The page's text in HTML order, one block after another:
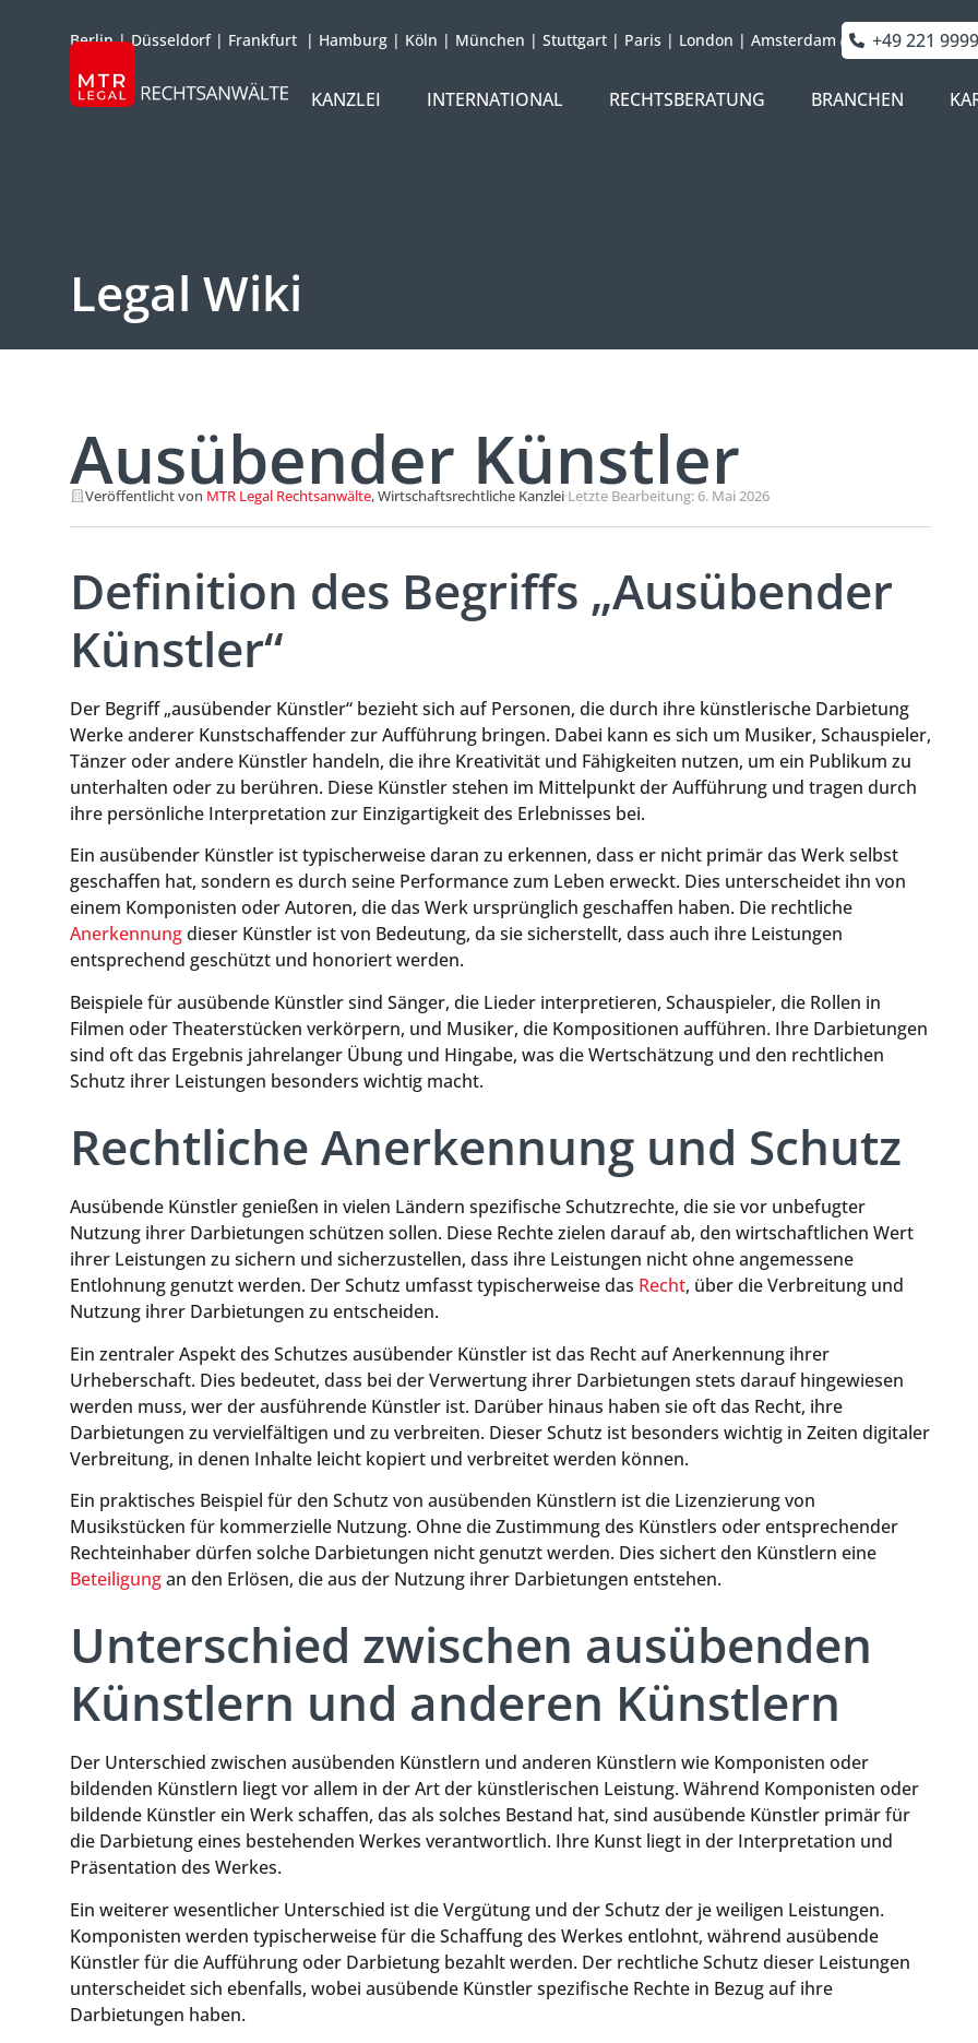
Berlin|Düsseldorf| Frankfurt | Hamburg | Köln | München | Stuttgart | Paris | London | Amsterdam +49 221
KANZLEI
INTERNATIONAL RECHTSBERATUNG BRANCHEN
Legal Wiki
Ausübender Künstler
Veröffentlicht von MTR Legal Rechtsanwälte, Wirtschaftsrechtliche Kanzlei·Letzte Bearbeitung: 6. Mai 2026
Definition des Begriffs „Ausübender
Künstler“
Der Begriff „ausübender Künstler“ bezieht sich auf Personen, die durch ihre künstlerische Darbietung
Werke anderer Kunstschaffender zur Aufführung bringen. Dabei kann es sich um Musiker, Schauspieler,
Tänzer oder andere Künstler handeln, die ihre Kreativität und Fähigkeiten nutzen, um ein Publikum zu
unterhalten oder zu berühren. Diese Künstler stehen im Mittelpunkt der Aufführung und tragen durch
ihre persönliche Interpretation zur Einzigartigkeit des Erlebnisses bei.
Ein ausübender Künstler ist typischerweise daran zu erkennen, dass er nicht primär das Werk selbst
geschaffen hat, sondern es durch seine Performance zum Leben erweckt. Dies unterscheidet ihn von
einem Komponisten oder Autoren, die das Werk ursprünglich geschaffen haben. Die rechtliche
Anerkennungdieser Künstler ist von Bedeutung, da sie sicherstellt, dass auch ihre Leistungen
entsprechend geschützt und honoriert werden.
Beispiele für ausübende Künstler sind Sänger, die Lieder interpretieren, Schauspieler, die Rollen in
Filmen oder Theaterstücken verkörpern, und Musiker, die Kompositionen aufführen. Ihre Darbietungen
sind oft das Ergebnis jahrelanger Übung und Hingabe, was die Wertschätzung und den rechtlichen
Schutz ihrer Leistungen besonders wichtig macht.
Rechtliche Anerkennung und Schutz
Ausübende Künstler genießen in vielen Ländern spezifische Schutzrechte, die sie vor unbefugter
Nutzung ihrer Darbietungen schützen sollen. Diese Rechte zielen darauf ab, den wirtschaftlichen Wert
ihrer Leistungen zu sichern und sicherzustellen, dass ihre Leistungen nicht ohne angemessene
Entlohnung genutzt werden. Der Schutz umfasst typischerweise das Recht, über die Verbreitung und
Nutzung ihrer Darbietungen zu entscheiden.
Ein zentraler Aspekt des Schutzes ausübender Künstler ist das Recht auf Anerkennung ihrer
Urheberschaft. Dies bedeutet, dass bei der Verwertung ihrer Darbietungen stets darauf hingewiesen
werden muss, wer der ausführende Künstler ist. Darüber hinaus haben sie oft das Recht, ihre
Darbietungen zu vervielfältigen und zu verbreiten. Dieser Schutz ist besonders wichtig in Zeiten digitaler
Verbreitung, in denen Inhalte leicht kopiert und verbreitet werden können.
Ein praktisches Beispiel für den Schutz von ausübenden Künstlern ist die Lizenzierung von
Musikstücken für kommerzielle Nutzung. Ohne die Zustimmung des Künstlers oder entsprechender
Rechteinhaber dürfen solche Darbietungen nicht genutzt werden. Dies sichert den Künstlern eine
Beteiligungan den Erlösen, die aus der Nutzung ihrer Darbietungen entstehen.
Unterschied zwischen ausübenden
Künstlern und anderen Künstlern
Der Unterschied zwischen ausübenden Künstlern und anderen Künstlern wie Komponisten oder
bildenden Künstlern liegt vor allem in der Art der künstlerischen Leistung. Während Komponisten oder
bildende Künstler ein Werk schaffen, das als solches Bestand hat, sind ausübende Künstler primär für
die Darbietung eines bestehenden Werkes verantwortlich. Ihre Kunst liegt in der Interpretation und
Präsentation des Werkes.
Ein weiterer wesentlicher Unterschied ist die Vergütung und der Schutz der je weiligen Leistungen.
Komponisten werden typischerweise für die Schaffung des Werkes entlohnt, während ausübende
Künstler für die Aufführung oder Darbietung bezahlt werden. Der rechtliche Schutz dieser Leistungen
unterscheidet sich ebenfalls, wobei ausübende Künstler spezifische Rechte in Bezug auf ihre
Darbietungen haben.